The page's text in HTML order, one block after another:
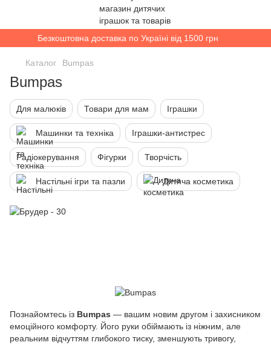
Безкоштовна доставка по Україні від 1500 грн
Каталог Bumpas
Bumpas
Для малюків Товари для мам Іграшки
Машинки та техніка Іграшки-антистрес
Радіокерування Фігурки Творчість
Настільні ігри та пазли Дитяча косметика
Познайомтесь із Bumpas — вашим новим другом і захисником
емоційного комфорту. Його руки обіймають із ніжним, але
реальним відчуттям глибокого тиску, зменшують тривогу,